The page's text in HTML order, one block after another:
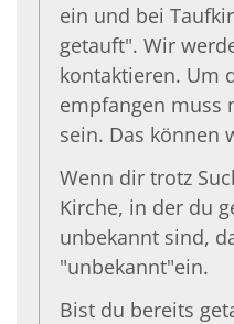
ein und bei
getauft". Wir
kontaktieren. Um
empfangen muss
sein. Das können
Wenn dir trotz
Kirche, in der du
unbekannt sind,
"unbekannt"ein.
Bist du bereits